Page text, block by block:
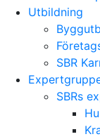
Utbildning
SBR
SBRs